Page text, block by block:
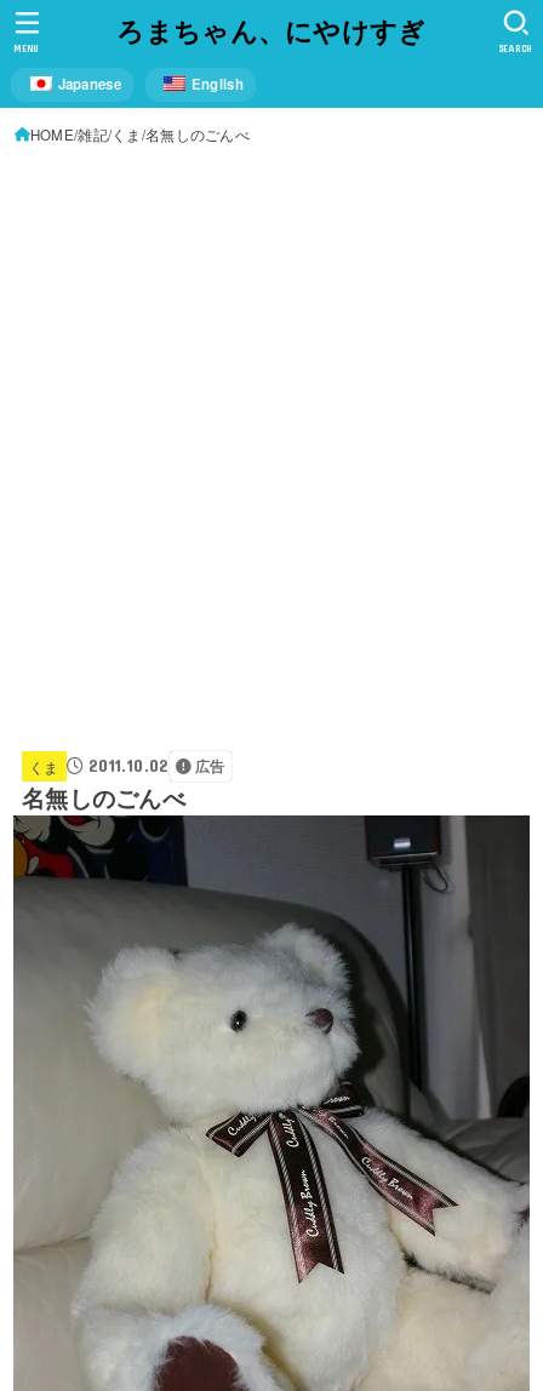
ろまちゃん、にやけすぎ
Japanese English
SEARCH
MENU
HOME 雑記 くま 名無しのごんべ
くま 2011.10.02 広告
名無しのごんべ